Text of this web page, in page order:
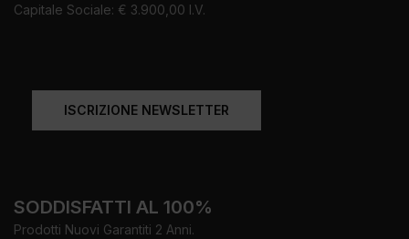
Capitale Sociale: € 3.900,00 I.V.
ISCRIZIONE NEWSLETTER
SODDISFATTI AL 100%
Prodotti Nuovi Garantiti 2 Anni.